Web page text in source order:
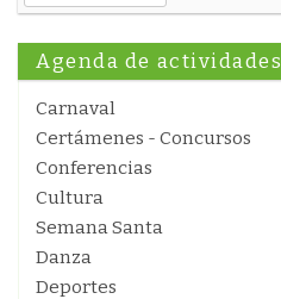
Agenda de actividades
Carnaval
Certámenes - Concursos
Conferencias
Cultura
Semana Santa
Danza
Deportes